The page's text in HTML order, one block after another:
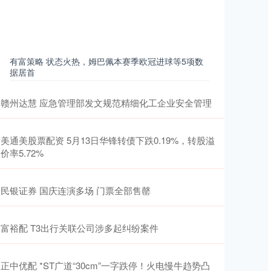
有富策略 状态火热，姆巴佩本赛季欧冠进球等5项数
据居首
赣州达慧 应急管理部发文规范精细化工企业安全管理
美通美股票配资 5月13日华锋转债下跌0.19%，转股溢
价率5.72%
民银证券 国庆连演多场 门票全部售罄
富裕配 T3出行关联公司涉多起纠纷案件
正中优配 *ST广道“30cm”一字跌停！火电慢牛趋势凸